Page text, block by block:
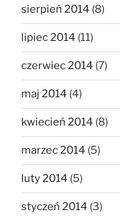
sierpień 2014 (8)
lipiec 2014 (11)
czerwiec 2014 (7)
maj 2014 (4)
kwiecień 2014 (8)
marzec 2014 (5)
luty 2014 (5)
styczeń 2014 (3)